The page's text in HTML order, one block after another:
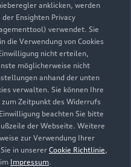
anklicken, werden
Ensighten Privacy
verwendet. Sie
Verwendung von Cookies
nicht erteilen,
möglicherweise nicht
anhand der unten
verwalten. Sie können Ihre
Zeitpunkt des Widerrufs
beachten Sie bitte
der Webseite. Weitere
zur Verwendung Ihrer
in unserer Cookie Richtlinie,
Impressum.